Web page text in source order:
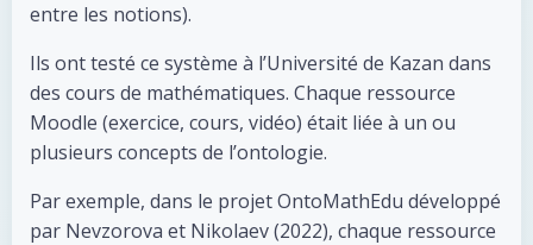
entre les notions).
Ils ont testé ce système à l’Université de Kazan dans
des cours de mathématiques. Chaque ressource
Moodle (exercice, cours, vidéo) était liée à un ou
plusieurs concepts de l’ontologie.
Par exemple, dans le projet OntoMathEdu développé
par Nevzorova et Nikolaev (2022), chaque ressource